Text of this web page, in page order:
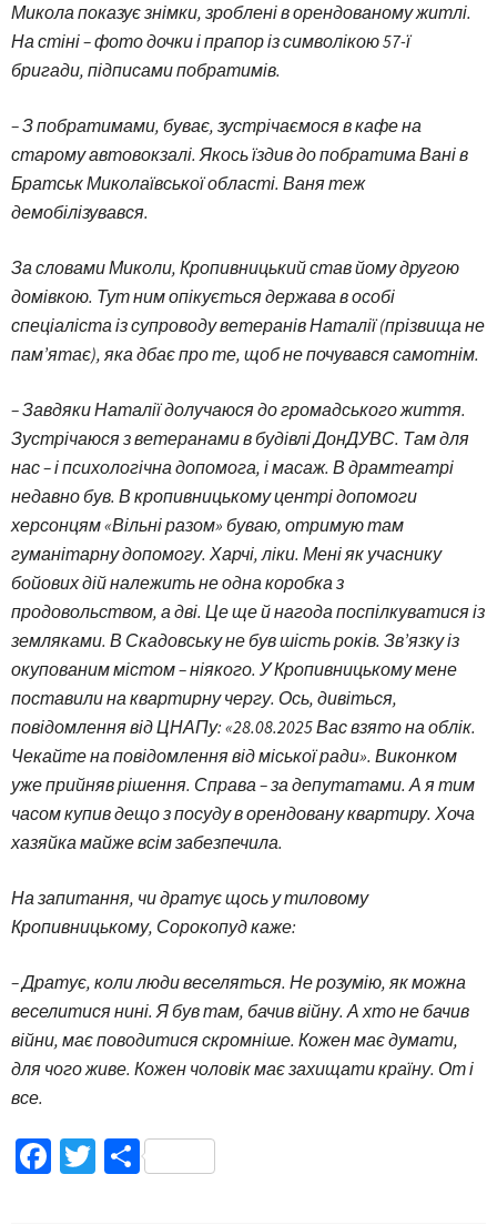
Микола показує знімки, зроблені в орендованому житлі.
На стіні – фото дочки і прапор із символікою 57-ї
бригади, підписами побратимів.
– З побратимами, буває, зустрічаємося в кафе на
старому автовокзалі. Якось їздив до побратима Вані в
Братськ Миколаївської області. Ваня теж
демобілізувався.
За словами Миколи, Кропивницький став йому другою
домівкою. Тут ним опікується держава в особі
спеціаліста із супроводу ветеранів Наталії (прізвища не
пам’ятає), яка дбає про те, щоб не почувався самотнім.
– Завдяки Наталії долучаюся до громадського життя.
Зустрічаюся з ветеранами в будівлі ДонДУВС. Там для
нас – і психологічна допомога, і масаж. В драмтеатрі
недавно був. В кропивницькому центрі допомоги
херсонцям «Вільні разом» буваю, отримую там
гуманітарну допомогу. Харчі, ліки. Мені як учаснику
бойових дій належить не одна коробка з
продовольством, а дві. Це ще й нагода поспілкуватися із
земляками. В Скадовську не був шість років. Зв’язку із
окупованим містом – ніякого. У Кропивницькому мене
поставили на квартирну чергу. Ось, дивіться,
повідомлення від ЦНАПу: «28.08.2025 Вас взято на облік.
Чекайте на повідомлення від міської ради». Виконком
уже прийняв рішення. Справа – за депутатами. А я тим
часом купив дещо з посуду в орендовану квартиру. Хоча
хазяйка майже всім забезпечила.
На запитання, чи дратує щось у тиловому
Кропивницькому, Сорокопуд каже:
– Дратує, коли люди веселяться. Не розумію, як можна
веселитися нині. Я був там, бачив війну. А хто не бачив
війни, має поводитися скромніше. Кожен має думати,
для чого живе. Кожен чоловік має захищати країну. От і
все.
Facebook
TwitterПоділитися